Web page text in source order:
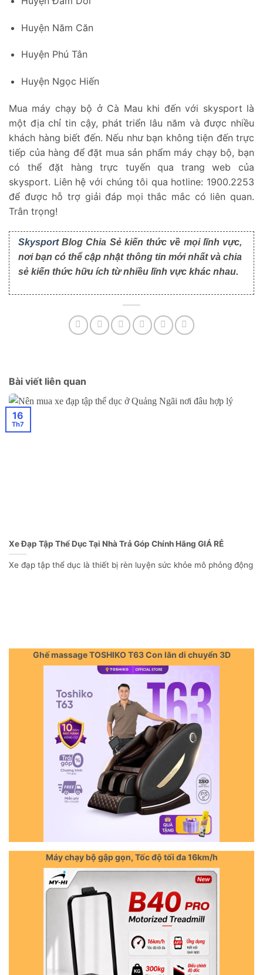
Huyện Năm Căn
Huyện Phú Tân
Huyện Ngọc Hiến
Mua máy chạy bộ ở Cà Mau khi đến với skysport là
một địa chỉ tin cậy, phát triển lâu năm và được nhiều
khách hàng biết đến. Nếu như bạn không tiện đến trực
tiếp của hàng để đặt mua sản phẩm máy chạy bộ, bạn
có thể đặt hàng trực tuyến qua trang web của
skysport. Liên hệ với chúng tôi qua hotline: 1900.2253
để được hỗ trợ giải đáp mọi thắc mắc có liên quan.
Trân trọng!
SkysportBlog Chia Sẻ kiến thức về mọi lĩnh vực,
nơi bạn có thể cập nhật thông tin mới nhất và chia
sẻ kiến thức hữu ích từ nhiều lĩnh vực khác nhau.
Bài viết liên quan
Xe Đạp Tập Thể Dục Tại Nhà Trả Góp Chính Hãng GIÁ RẺ
Xe đạp tập thể dục là thiết bị rèn luyện sức khỏe mô phỏng động
16
Th7
Ghế massage TOSHIKO T63 Con lăn di chuyển 3D
Máy chạy bộ gập gọn, Tốc độ tối đa 16km/h